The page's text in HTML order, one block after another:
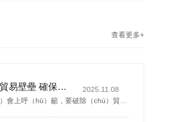
查看更多+
丁薛祥（xiáng）籲破除（chú）貿易壁壘 確保優質綠色產品自由流通
2025.11.08